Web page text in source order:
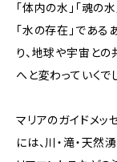
「体内の水」「魂の
「水の存在」である
り、地球や宇宙との
へと変わっていくで
マリアのガイドメッ
には、川・滝・天然